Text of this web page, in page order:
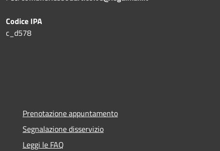
Codice IPA
c_d578
Prenotazione appuntamento
Segnalazione disservizio
Leggi le FAQ